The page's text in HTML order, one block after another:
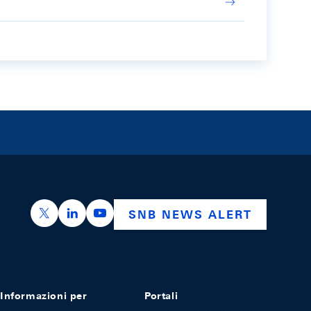
https://x.com/snb_bns
https://ch.linkedin.com/company/swiss-
https://www.youtube.com/
SNB NEWS ALERT
Informazioni per Portali